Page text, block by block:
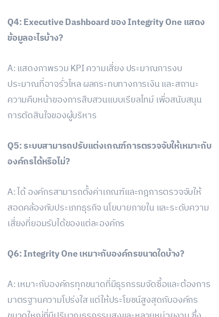
Q4: Executive Dashboard ของ Integrity One แสดง
ข้อมูลอะไรบ้าง?
A: แสดงภาพรวม KPI ความเสี่ยง ประมาณการงบ
ประมาณที่อาจรั่วไหล ผลกระทบทางการเงิน และสถานะ
ความคืบหน้าของการสืบสวนแบบเรียลไทม์ เพื่อสนับสนุน
การตัดสินใจของผู้บริหาร
Q5: ระบบสามารถปรับแต่งเกณฑ์การตรวจจับให้เหมาะกับ
องค์กรได้หรือไม่?
A: ได้ องค์กรสามารถตั้งค่าเกณฑ์และกฎการตรวจจับให้
สอดคล้องกับประเภทธุรกิจ นโยบายภายใน และระดับความ
เสี่ยงที่ยอมรับได้ของแต่ละองค์กร
Q6: Integrity One เหมาะกับองค์กรขนาดใดบ้าง?
A: เหมาะกับองค์กรทุกขนาดที่มีธุรกรรมจัดซื้อและต้องการ
มาตรฐานความโปร่งใส แต่ให้ประโยชน์สูงสุดกับองค์กร